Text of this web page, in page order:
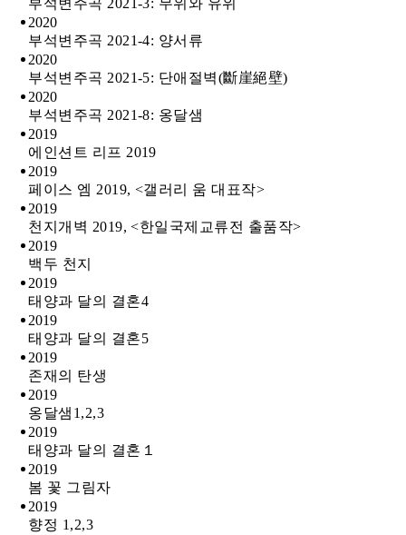
부석변주곡 2021-3: 무위와 유위
2020
부석변주곡 2021-4: 양서류
2020
부석변주곡 2021-5: 단애절벽(斷崖絕壁)
2020
부석변주곡 2021-8: 옹달샘
2019
에인션트 리프 2019
2019
페이스 엠 2019, <갤러리 움 대표작>
2019
천지개벽 2019, <한일국제교류전 출품작>
2019
백두 천지
2019
태양과 달의 결혼4
2019
태양과 달의 결혼5
2019
존재의 탄생
2019
옹달샘1,2,3
2019
태양과 달의 결혼１
2019
봄 꽃 그림자
2019
향정 1,2,3